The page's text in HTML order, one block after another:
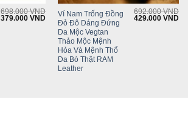
698.000VND
Original
379.000VNDCurrent
price
379.000 VND.
Ví Nam Trống Đồng
Đỏ Đô Dáng Đứng
Da Mộc Vegtan
Thảo Mộc Mệnh
Hỏa Và Mệnh Thổ
Da Bò Thật RAM
Leather
692.000VND
Original
429.000VND